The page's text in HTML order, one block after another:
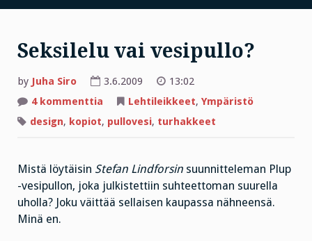
Seksilelu vai vesipullo?
by Juha Siro 3.6.2009
13:02
4 kommenttia artikkeliin
vai
vesipullo?
Lehtileikkeet, Ympäristö
design, kopiot, pullovesi, turhakkeet
Mistä löytäisin Stefan Lindforsin suunnitteleman Plup
-vesipullon, joka julkistettiin suhteettoman suurella
uholla? Joku väittää sellaisen kaupassa nähneensä.
Minä en.